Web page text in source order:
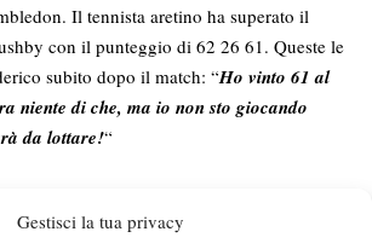
Gestisci la tua privacy
Il tennista aretino ha superato il
con il punteggio di 62 26 61. Queste le
subito dopo il match: “Ho vinto 61 al
niente di che, ma io non sto giocando
da lottare!“